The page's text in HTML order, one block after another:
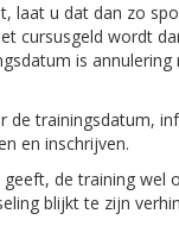
laat u dat dan zo
cursusgeld wordt
is
trainingsdatum,
en inschrijven.
de training wel
blijkt te zijn